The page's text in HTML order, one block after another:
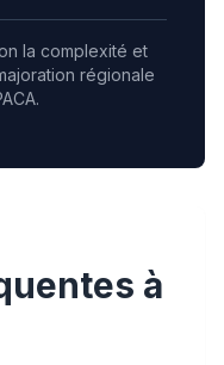
la complexité et
régionale
à